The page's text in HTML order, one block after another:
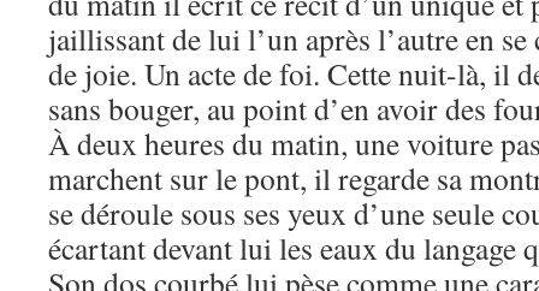
jaillissant de lui l’un après l’autre en
de joie. Un acte de foi. Cette nuit-là, il
sans bouger, au point d’en avoir des
À deux heures du matin, une voiture
marchent sur le pont, il regarde sa
se déroule sous ses yeux d’une seule
écartant devant lui les eaux du langage
Son dos courbé lui pèse comme une